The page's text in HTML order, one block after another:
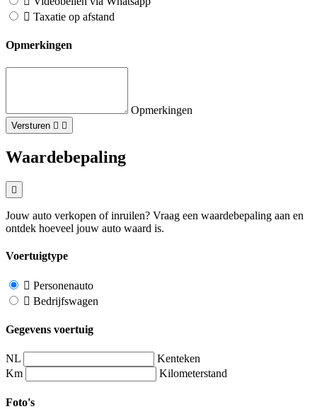
Taxatie op afstand
Opmerkingen
Opmerkingen
Versturen
Waardebepaling
Jouw auto verkopen of inruilen? Vraag een waardebepaling aan en
ontdek hoeveel jouw auto waard is.
Voertuigtype
Personenauto
Bedrijfswagen
Gegevens voertuig
NL
Kenteken
Km
Kilometerstand
Foto's